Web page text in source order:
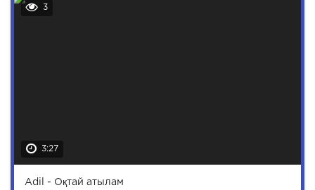
3
3:27
Adil - Оқтай атылам